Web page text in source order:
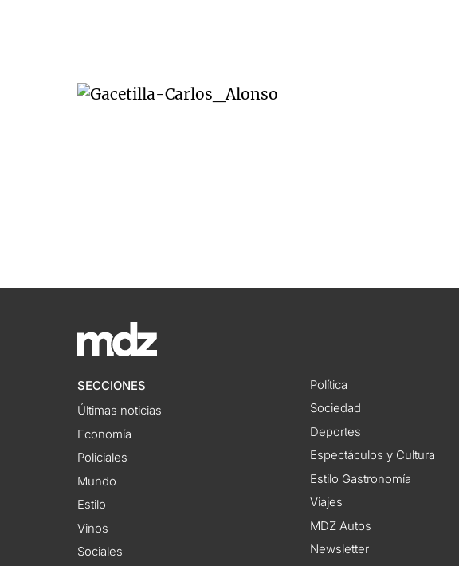
SECCIONES
Últimas noticias
Economía
Policiales
Mundo
Estilo
Vinos
Sociales
Política
Sociedad
Deportes
Espectáculos y Cultura
Estilo Gastronomía
Viajes
MDZ Autos
Newsletter